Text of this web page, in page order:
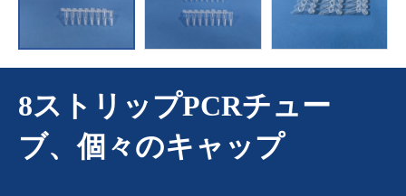
8ストリップPCRチュー
ブ、個々のキャップ